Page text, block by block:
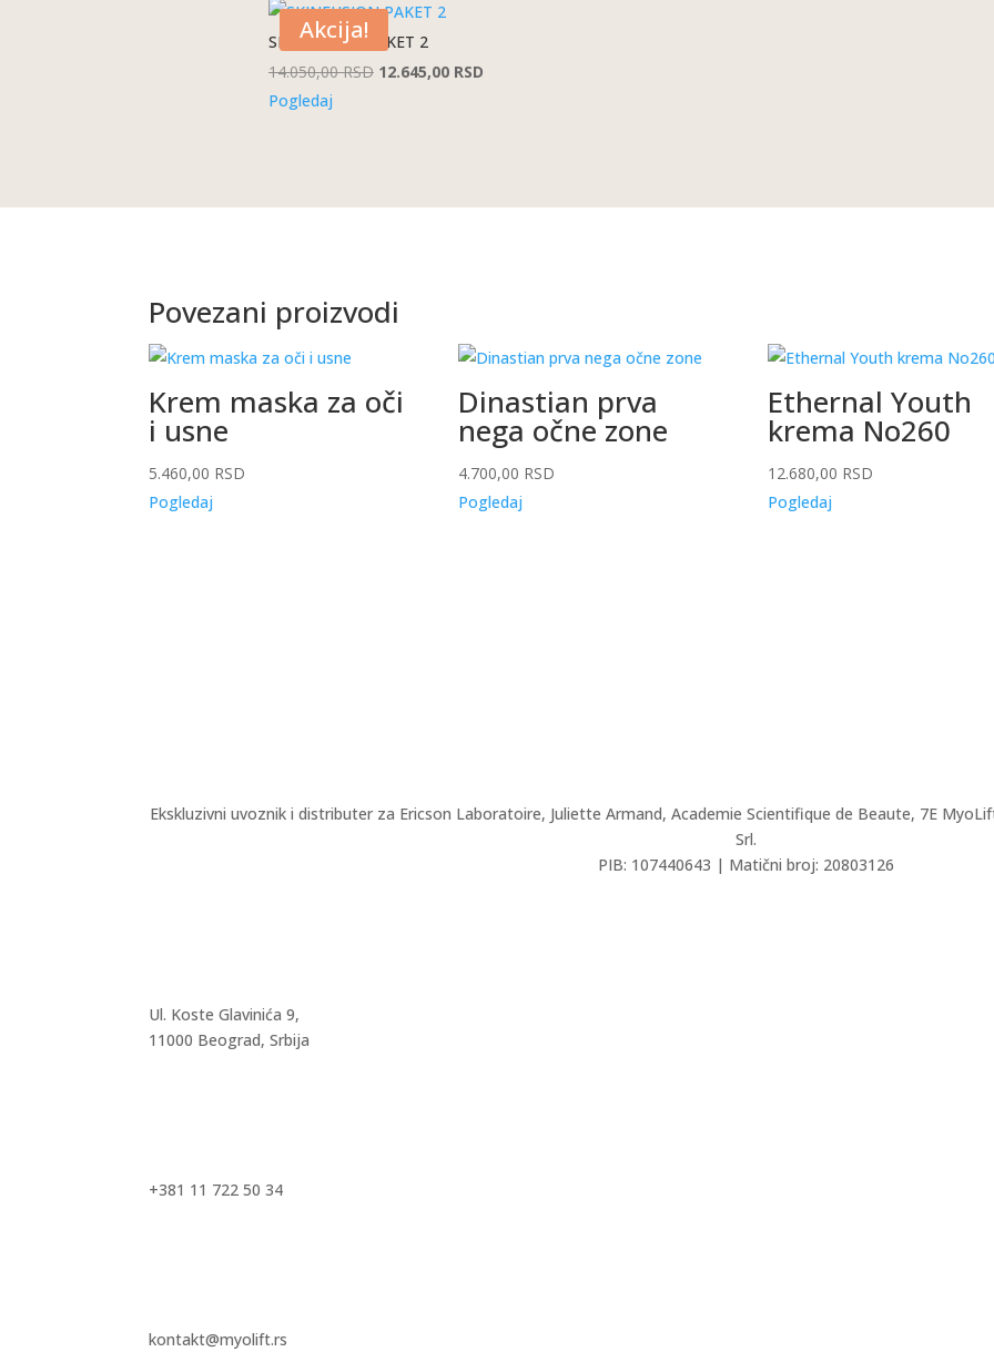
Akcija!
SKINFUSION PAKET 2
14.050,00RSD Originalna
12.645,00 RSDTrenutna
Pogledaj
Povezani proizvodi
Krem maska za oči
i usne
5.460,00 RSD
Pogledaj
Dinastian prva
nega očne zone
4.700,00 RSD
Pogledaj
Ethernal Youth
krema No260
12.680,00 RSD
Pogledaj
Ekskluzivni uvoznik i distributer za Ericson Laboratoire, Juliette Armand, Academie Scientifique de Beaute, 7E
Srl.
PIB: 107440643 | Matični broj: 20803126
Ul. Koste Glavinića 9,
11000 Beograd, Srbija
+381 11 722 50 34
kontakt@myolift.rs